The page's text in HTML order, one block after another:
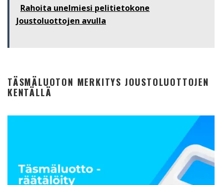
Rahoita unelmiesi pelitietokone
Joustoluottojen avulla
TÄSMÄLUOTON MERKITYS JOUSTOLUOTTOJEN
KENTÄLLÄ